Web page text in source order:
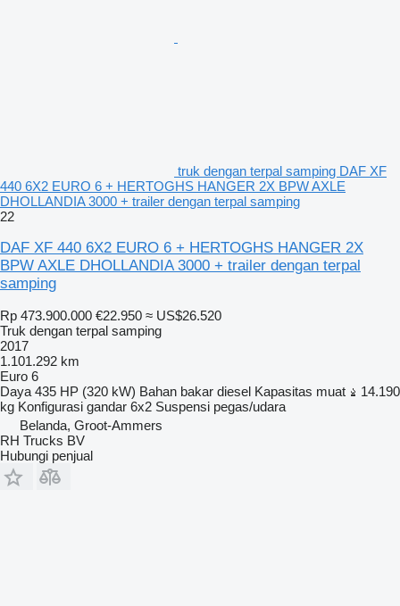
truk dengan terpal samping DAF XF
440 6X2 EURO 6 + HERTOGHS HANGER 2X BPW AXLE
DHOLLANDIA 3000 + trailer dengan terpal samping
22
DAF XF 440 6X2 EURO 6 + HERTOGHS HANGER 2X
BPW AXLE DHOLLANDIA 3000 + trailer dengan terpal
samping
Rp 473.900.000 €22.950 ≈ US$26.520
Truk dengan terpal samping
2017
1.101.292 km
Euro 6
Daya 435 HP (320 kW) Bahan bakar diesel Kapasitas muat
14.190
kg Konfigurasi gandar 6x2 Suspensi pegas/udara
Belanda, Groot-Ammers
RH Trucks BV
Hubungi penjual